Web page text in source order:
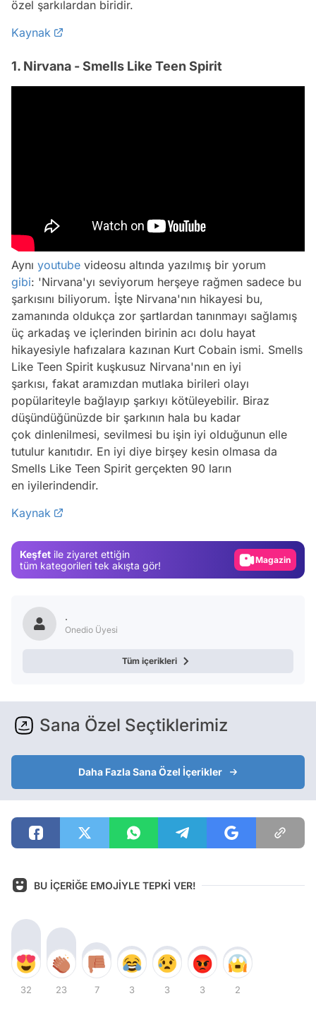
özel şarkılardan biridir.
Kaynak
1. Nirvana - Smells Like Teen Spirit
Aynı youtube videosu altında yazılmış bir yorum
gibi: 'Nirvana'yı seviyorum herşeye rağmen sadece bu
şarkısını biliyorum. İşte Nirvana'nın hikayesi bu,
zamanında oldukça zor şartlardan tanınmayı sağlamış
üç arkadaş ve içlerinden birinin acı dolu hayat
hikayesiyle hafızalara kazınan Kurt Cobain ismi. Smells
Like Teen Spirit kuşkusuz Nirvana'nın en iyi
şarkısı, fakat aramızdan mutlaka birileri olayı
popülariteyle bağlayıp şarkıyı kötüleyebilir. Biraz
düşündüğünüzde bir şarkının hala bu kadar
çok dinlenilmesi, sevilmesi bu işin iyi olduğunun elle
tutulur kanıtıdır. En iyi diye birşey kesin olmasa da
Smells Like Teen Spirit gerçekten 90 ların
en iyilerindendir.
Kaynak
Keşfet ile ziyaret ettiğin
tüm kategorileri tek akışta gör!
Video
.
Onedio Üyesi
Tüm içerikleri
Sana Özel Seçtiklerimiz
Daha Fazla Sana Özel İçerikler
BU İÇERİĞE EMOJİYLE TEPKİ VER!
32 23 7 3 3 3 2